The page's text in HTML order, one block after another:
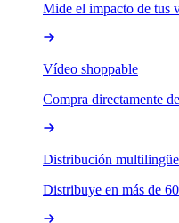
Mide el impacto de tus
Vídeo shoppable
Compra directamente
Distribución multilingüe
Distribuye en más de